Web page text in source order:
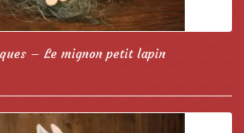
– Le mignon petit lapin